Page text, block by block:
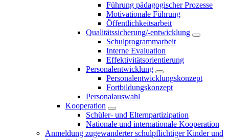
Führung pädagogischer Prozesse
Motivationale Führung
Öffentlichkeitsarbeit
Qualitätssicherung/-entwicklung
Schulprogrammarbeit
Interne Evaluation
Effektivitätsorientierung
Personalentwicklung
Personalentwicklungskonzept
Fortbildungskonzept
Personalauswahl
Kooperation
Schüler- und Elternpartizipation
Nationale und internationale Kooperation
Anmeldung zugewanderter schulpflichtiger Kinder und